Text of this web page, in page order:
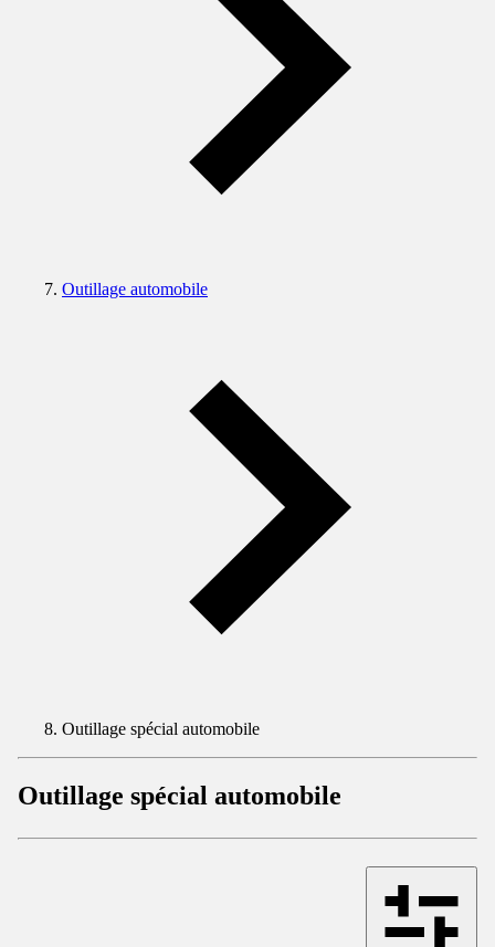
Outillage automobile
Outillage spécial automobile
Outillage spécial automobile